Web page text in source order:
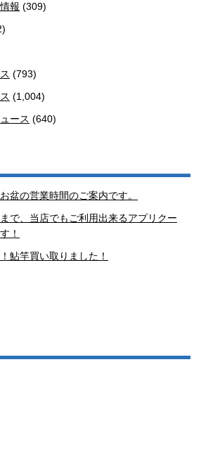
報 (309)
(793)
(1,004)
ース (640)
盆の営業時間のご案内です。
で、当店でもご利用出来るアプリクー
！
鮎竿買い取りました！